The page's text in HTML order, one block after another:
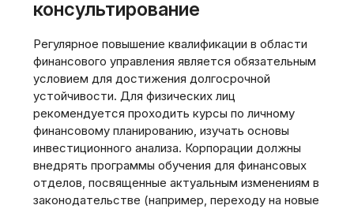
консультирование
Регулярное повышение квалификации в области
финансового управления является обязательным
условием для достижения долгосрочной
устойчивости. Для физических лиц
рекомендуется проходить курсы по личному
финансовому планированию, изучать основы
инвестиционного анализа. Корпорации должны
внедрять программы обучения для финансовых
отделов, посвященные актуальным изменениям в
законодательстве (например, переходу на новые